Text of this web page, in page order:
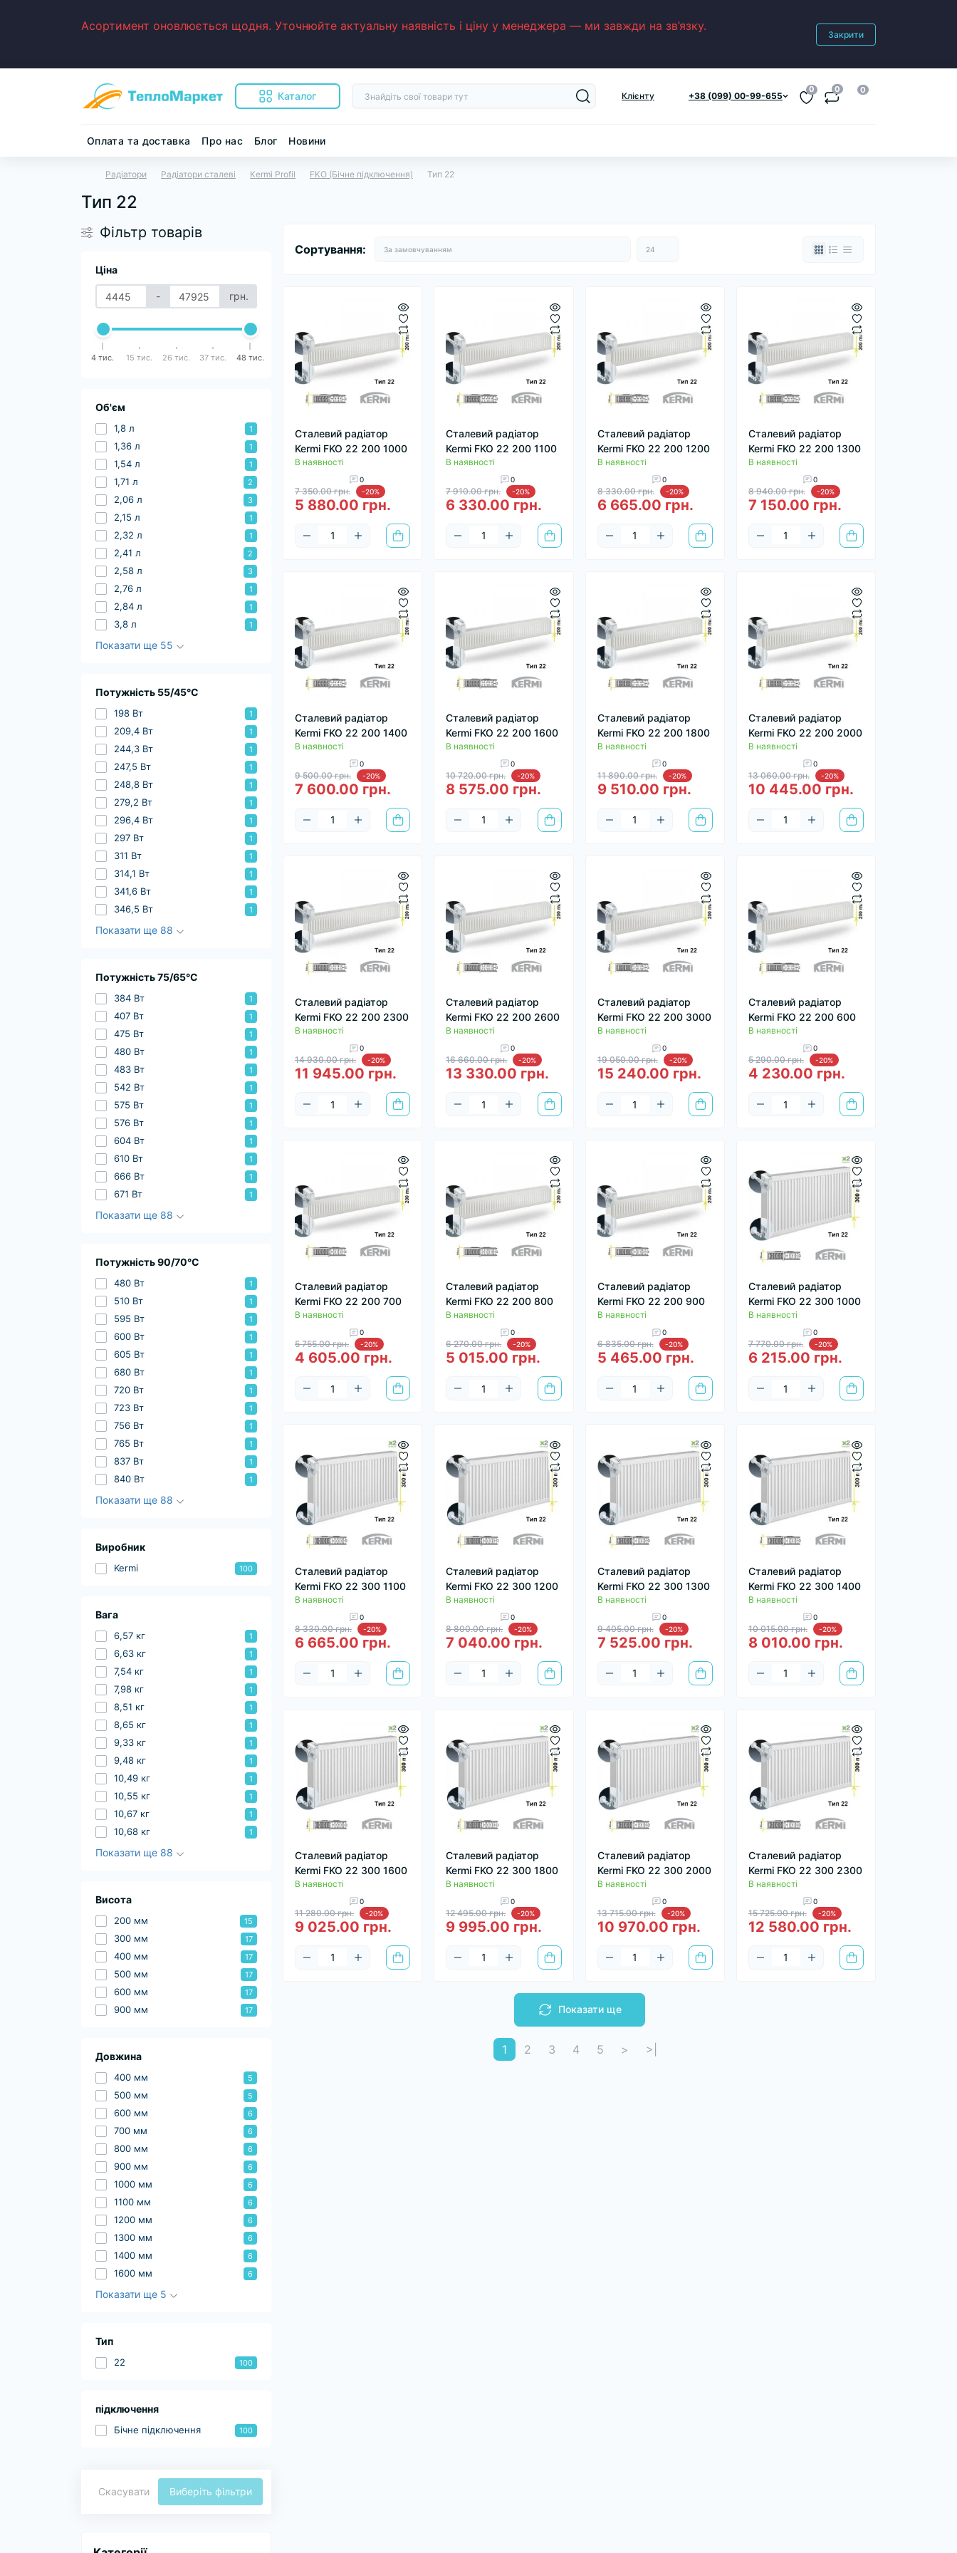
Асортимент оновлюється щодня. Уточнюйте актуальну наявність і ціну у менеджера — ми завжди на зв’язку.
Закрити
Каталог Клієнту +38 (099) 00-99-655
0 0 0
Оплата та доставка Про нас Блог Новини
Радіатори Радіатори сталеві Kermi Profil FKO (Бічне підключення) Тип 22
Тип 22
Фільтр товарів
Ціна
- грн.
4 тис. 15 тис. 26 тис. 37 тис. 48 тис.
Об'єм
1,8 л 1
1,36 л 1
1,54 л 1
1,71 л 2
2,06 л 3
2,15 л 1
2,32 л 1
2,41 л 2
2,58 л 3
2,76 л 1
2,84 л 1
3,8 л 1
Показати ще 55
Потужність 55/45°C
198 Вт 1
209,4 Вт 1
244,3 Вт 1
247,5 Вт 1
248,8 Вт 1
279,2 Вт 1
296,4 Вт 1
297 Вт 1
311 Вт 1
314,1 Вт 1
341,6 Вт 1
346,5 Вт 1
Показати ще 88
Потужність 75/65°C
384 Вт 1
407 Вт 1
475 Вт 1
480 Вт 1
483 Вт 1
542 Вт 1
575 Вт 1
576 Вт 1
604 Вт 1
610 Вт 1
666 Вт 1
671 Вт 1
Показати ще 88
Потужність 90/70°C
480 Вт 1
510 Вт 1
595 Вт 1
600 Вт 1
605 Вт 1
680 Вт 1
720 Вт 1
723 Вт 1
756 Вт 1
765 Вт 1
837 Вт 1
840 Вт 1
Показати ще 88
Виробник
Kermi 100
Вага
6,57 кг 1
6,63 кг 1
7,54 кг 1
7,98 кг 1
8,51 кг 1
8,65 кг 1
9,33 кг 1
9,48 кг 1
10,49 кг 1
10,55 кг 1
10,67 кг 1
10,68 кг 1
Показати ще 88
Висота
200 мм 15
300 мм 17
400 мм 17
500 мм 17
600 мм 17
900 мм 17
Довжина
400 мм 5
500 мм 5
600 мм 6
700 мм 6
800 мм 6
900 мм 6
1000 мм 6
1100 мм 6
1200 мм 6
1300 мм 6
1400 мм 6
1600 мм 6
Показати ще 5
Тип
22 100
підключення
Бічне підключення 100
Скасувати Виберіть фільтри
Сортування:
Сталевий радіатор
Kermi FKO 22 200 1000
В наявності
0
7 350.00 грн. -20%
5 880.00 грн.
Сталевий радіатор
Kermi FKO 22 200 1100
В наявності
0
7 910.00 грн. -20%
6 330.00 грн.
Сталевий радіатор
Kermi FKO 22 200 1200
В наявності
0
8 330.00 грн. -20%
6 665.00 грн.
Сталевий радіатор
Kermi FKO 22 200 1300
В наявності
0
8 940.00 грн. -20%
7 150.00 грн.
Сталевий радіатор
Kermi FKO 22 200 1400
В наявності
0
9 500.00 грн. -20%
7 600.00 грн.
Сталевий радіатор
Kermi FKO 22 200 1600
В наявності
0
10 720.00 грн. -20%
8 575.00 грн.
Сталевий радіатор
Kermi FKO 22 200 1800
В наявності
0
11 890.00 грн. -20%
9 510.00 грн.
Сталевий радіатор
Kermi FKO 22 200 2000
В наявності
0
13 060.00 грн. -20%
10 445.00 грн.
Сталевий радіатор
Kermi FKO 22 200 2300
В наявності
0
14 930.00 грн. -20%
11 945.00 грн.
Сталевий радіатор
Kermi FKO 22 200 2600
В наявності
0
16 660.00 грн. -20%
13 330.00 грн.
Сталевий радіатор
Kermi FKO 22 200 3000
В наявності
0
19 050.00 грн. -20%
15 240.00 грн.
Сталевий радіатор
Kermi FKO 22 200 600
В наявності
0
5 290.00 грн. -20%
4 230.00 грн.
Сталевий радіатор
Kermi FKO 22 200 700
В наявності
0
5 755.00 грн. -20%
4 605.00 грн.
Сталевий радіатор
Kermi FKO 22 200 800
В наявності
0
6 270.00 грн. -20%
5 015.00 грн.
Сталевий радіатор
Kermi FKO 22 200 900
В наявності
0
6 835.00 грн. -20%
5 465.00 грн.
Сталевий радіатор
Kermi FKO 22 300 1000
В наявності
0
7 770.00 грн. -20%
6 215.00 грн.
Сталевий радіатор
Kermi FKO 22 300 1100
В наявності
0
8 330.00 грн. -20%
6 665.00 грн.
Сталевий радіатор
Kermi FKO 22 300 1200
В наявності
0
8 800.00 грн. -20%
7 040.00 грн.
Сталевий радіатор
Kermi FKO 22 300 1300
В наявності
0
9 405.00 грн. -20%
7 525.00 грн.
Сталевий радіатор
Kermi FKO 22 300 1400
В наявності
0
10 015.00 грн. -20%
8 010.00 грн.
Сталевий радіатор
Kermi FKO 22 300 1600
В наявності
0
11 280.00 грн. -20%
9 025.00 грн.
Сталевий радіатор
Kermi FKO 22 300 1800
В наявності
0
12 495.00 грн. -20%
9 995.00 грн.
Сталевий радіатор
Kermi FKO 22 300 2000
В наявності
0
13 715.00 грн. -20%
10 970.00 грн.
Сталевий радіатор
Kermi FKO 22 300 2300
В наявності
0
15 725.00 грн. -20%
12 580.00 грн.
Показати ще
1 2 3 4 5 > >|